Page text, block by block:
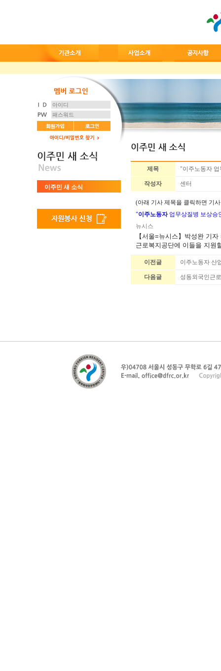
이주민 새 소식
제목 "이주노동자
작성자 센터
(아래 기사 제목을 클릭하면 기
"이주노동자업무상질병 보상승
뉴시스
【서울=뉴시스】박성완 기
근로복지공단에 이들을 지원
이전글 이주노동자 산
다음글 성동외국인근